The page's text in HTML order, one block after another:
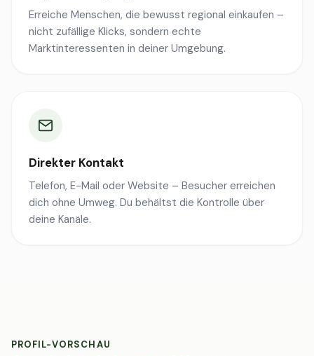
Erreiche Menschen, die bewusst regional einkaufen –
nicht zufällige Klicks, sondern echte
Marktinteressenten in deiner Umgebung.
Direkter Kontakt
Telefon, E-Mail oder Website – Besucher erreichen
dich ohne Umweg. Du behältst die Kontrolle über
deine Kanäle.
PROFIL-VORSCHAU